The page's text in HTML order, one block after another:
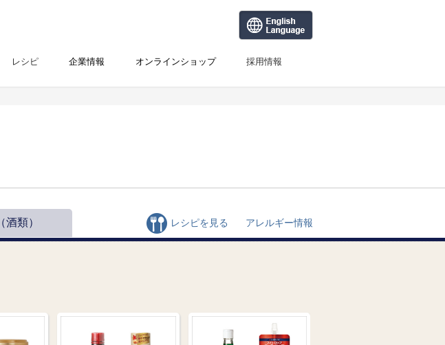
レシピ 企業情報 オンラインショップ 採用情報
（酒類） アレルギー情報
レシピを見る